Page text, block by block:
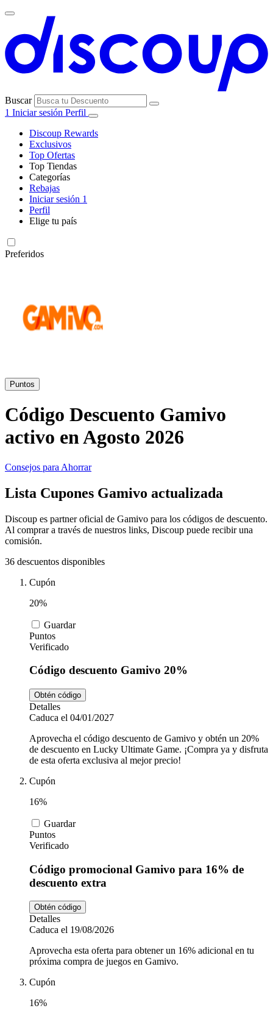
Buscar
1 Iniciar sesión Perfil
Discoup Rewards
Exclusivos
Top Ofertas
Top Tiendas
AliExpress
Amazon
Booking.com
Temu
Nike
adidas
Vueling
El Corte
Inglés
Categorías
Electrónica e
Vacaciones y
Transporte
Perfumes
Farmacia
Animales
Rebajas
Iniciar sesión 1
Perfil
Elige tu país
Preferidos
Puntos
Código Descuento Gamivo
activo en Agosto 2026
Consejos para Ahorrar
Lista Cupones Gamivo actualizada
Discoup es partner oficial de Gamivo para los códigos de descuento.
Al comprar a través de nuestros links, Discoup puede recibir una
comisión.
36 descuentos disponibles
Cupón
20%
Guardar
Puntos
Verificado
Código descuento Gamivo 20%
Obtén código
Detalles
Caduca el 04/01/2027
Aprovecha el código descuento de Gamivo y obtén un 20%
de descuento en Lucky Ultimate Game. ¡Compra ya y disfruta
de esta oferta exclusiva al mejor precio!
Cupón
16%
Guardar
Puntos
Verificado
Código promocional Gamivo para 16% de
descuento extra
Obtén código
Detalles
Caduca el 19/08/2026
Aprovecha esta oferta para obtener un 16% adicional en tu
próxima compra de juegos en Gamivo.
Cupón
16%